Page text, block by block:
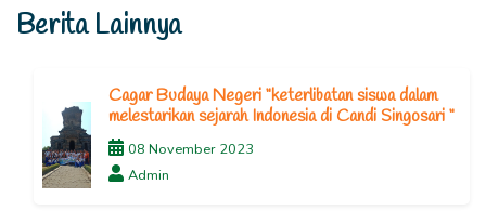
Berita Lainnya
Cagar Budaya Negeri “keterlibatan siswa dalam
melestarikan sejarah Indonesia di Candi Singosari “
08 November 2023
Admin